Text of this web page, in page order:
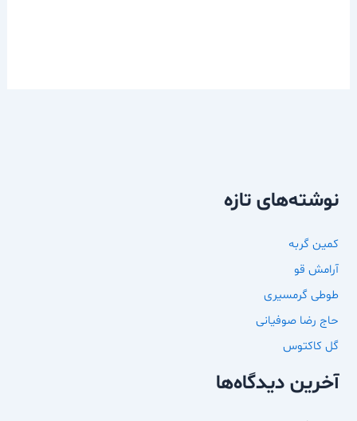
نوشته‌های تازه
کمین گربه
آرامش قو
طوطی گرمسیری
حاج رضا صوفیانی
گل کاکتوس
آخرین دیدگاه‌ها